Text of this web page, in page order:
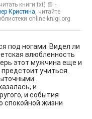
книги txt) 📗 -
Кристина, читайте
online-knigi.org
под ногами. Видел ли
влюбленность
этот мужчина еще и
учиться.
и
и события
спокойной жизни